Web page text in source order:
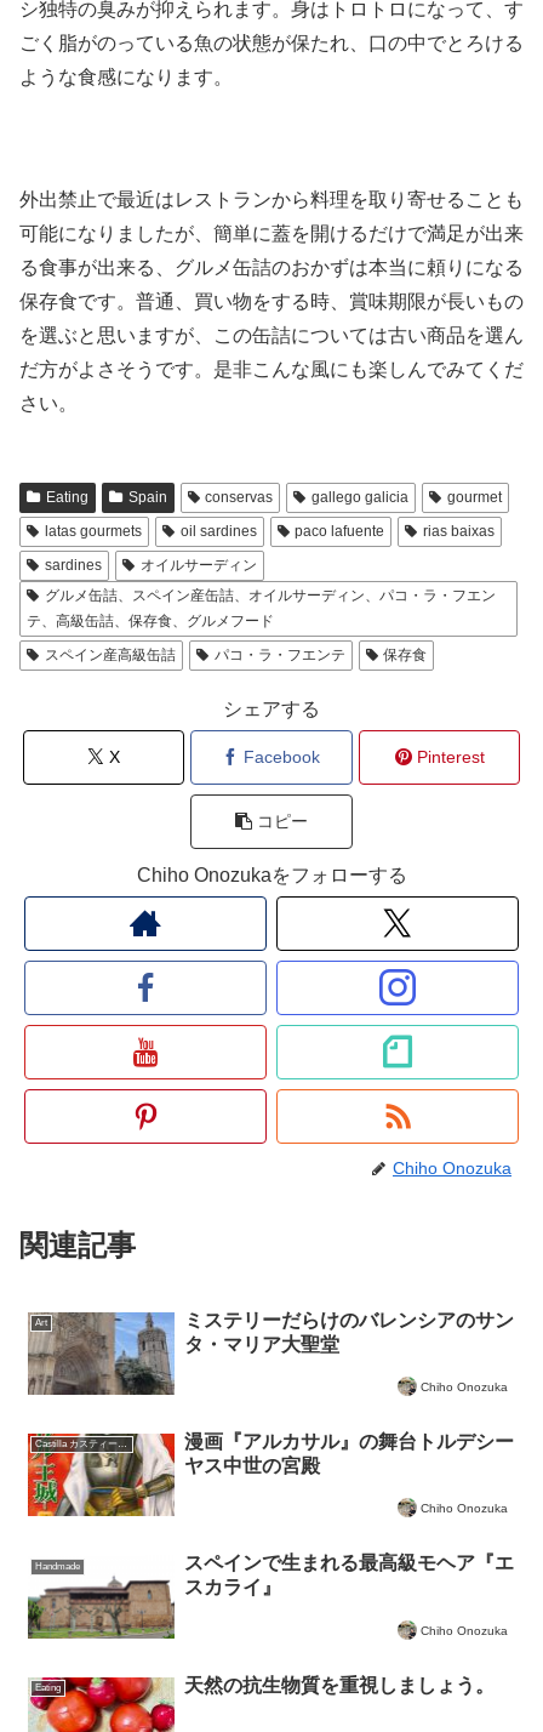
シ独特の臭みが抑えられます。身はトロトロになって、す
ごく脂がのっている魚の状態が保たれ、口の中でとろける
ような食感になります。
外出禁止で最近はレストランから料理を取り寄せることも
可能になりましたが、簡単に蓋を開けるだけで満足が出来
る食事が出来る、グルメ缶詰のおかずは本当に頼りになる
保存食です。普通、買い物をする時、賞味期限が長いもの
を選ぶと思いますが、この缶詰については古い商品を選ん
だ方がよさそうです。是非こんな風にも楽しんでみてくだ
さい。
Eating Spain conservas gallego galicia
gourmet
latas gourmets
oil sardines paco lafuente
rias baixas
sardines
オイルサーディン
グルメ缶詰、スペイン産缶詰、オイルサーディン、パコ・ラ・フエン
テ、高級缶詰、保存食、グルメフード
スペイン産高級缶詰
パコ・ラ・フエンテ 保存食
シェアする
X Facebook Pinterest
コピー
Chiho Onozukaをフォローする
Chiho Onozuka
関連記事
Art
ミステリーだらけのバレンシアのサン
タ・マリア大聖堂
Chiho Onozuka
Castilla カスティーリャ
漫画『アルカサル』の舞台トルデシー
ヤス中世の宮殿
Chiho Onozuka
Handmade
スペインで生まれる最高級モヘア『エ
スカライ』
Chiho Onozuka
Eating 天然の抗生物質を重視しましょう。